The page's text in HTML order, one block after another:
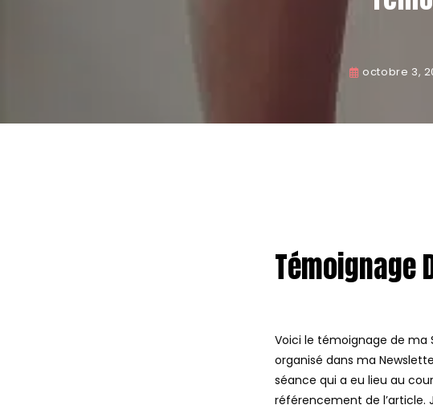
octobre 3,
Témoignage
Voici le témoignage de ma
organisé dans ma
séance qui a eu lieu au
référencement de l’article.